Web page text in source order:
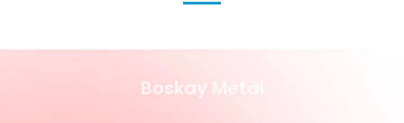
Boskay Metal